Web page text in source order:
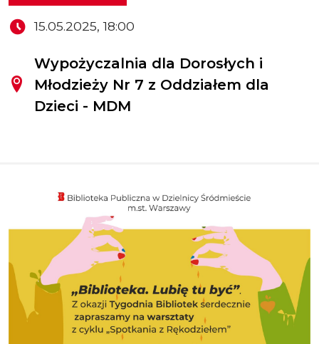
15.05.2025, 18:00
Wypożyczalnia dla Dorosłych i
Młodzieży Nr 7 z Oddziałem dla
Dzieci - MDM